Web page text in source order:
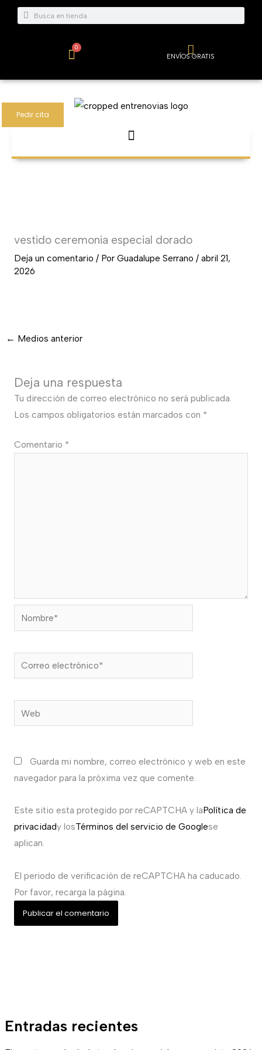
Buscar
Buscar
0
Carrito ENVÍOS GRATIS
Pedir cita
Entradas recientes
vestido ceremonia especial dorado
Deja un comentario / Por Guadalupe Serrano / abril 21,
2026
← Medios anterior
Deja una respuesta
Tu dirección de correo electrónico no será publicada.
Los campos obligatorios están marcados con *
Comentario *
Nombre*
Correo
electrónico*
Web
Guarda mi nombre, correo electrónico y web en este
navegador para la próxima vez que comente.
Este sitio esta protegido por reCAPTCHA y laPolítica de
privacidady losTérminos del servicio de Googlese
aplican.
El periodo de verificación de reCAPTCHA ha caducado.
Por favor, recarga la página.